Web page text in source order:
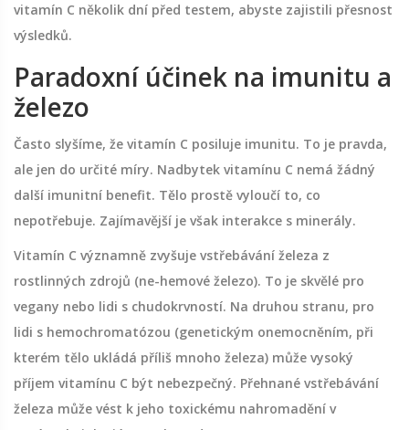
vitamín C několik dní před testem, abyste zajistili přesnost
výsledků.
Paradoxní účinek na imunitu a
železo
Často slyšíme, že vitamín C posiluje imunitu. To je pravda,
ale jen do určité míry. Nadbytek vitamínu C nemá žádný
další imunitní benefit. Tělo prostě vyloučí to, co
nepotřebuje. Zajímavější je však interakce s minerály.
Vitamín C významně zvyšuje vstřebávání železa z
rostlinných zdrojů (ne-hemové železo). To je skvělé pro
vegany nebo lidi s chudokrvností. Na druhou stranu, pro
lidi s hemochromatózou (genetickým onemocněním, při
kterém tělo ukládá příliš mnoho železa) může vysoký
příjem vitamínu C být nebezpečný. Přehnané vstřebávání
železa může vést k jeho toxickému nahromadění v